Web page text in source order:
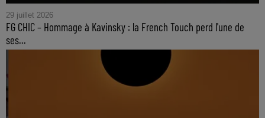
29 juillet 2026
FG CHIC – Hommage à Kavinsky : la French Touch perd l'une de
ses...